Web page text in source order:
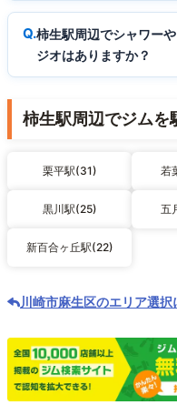
柿生駅周辺でシャワー
ジオはありますか？
柿生駅周辺でジムを
栗平駅(31) 若
黒川駅(25) 五
新百合ヶ丘駅(22)
川崎市麻生区のエリア選択